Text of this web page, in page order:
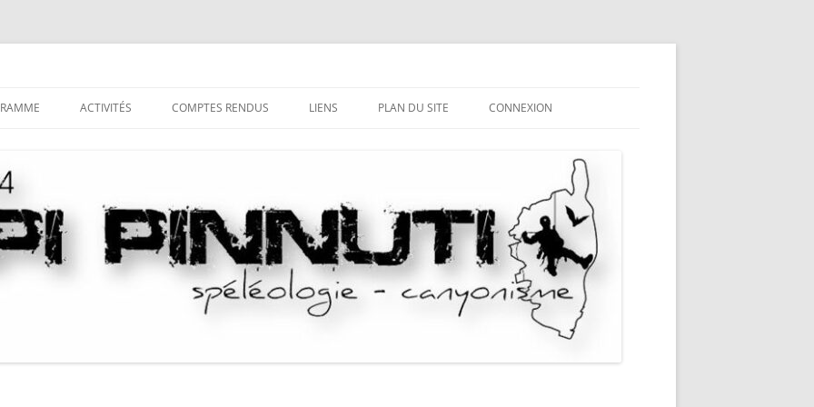
LA SAGA DU LOCAL
ACTIVITÉS
S’INITIER AUX TECHNIQUES
SPÉLÉO
SE PERFECTIONNER
LA PROSPECTION
COMPTES RENDUS
COMPTES-RENDUS DES CAMPS
COMPTES-RENDUS DES STAGES
PUBLICATIONS “NUSTRALE”
LES SAGAS
LIENS PLAN DU SITE CONNEXION